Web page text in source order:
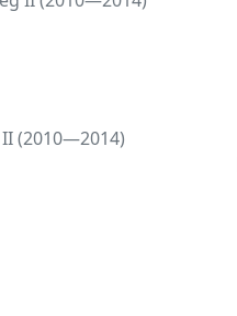
(2010—2014)